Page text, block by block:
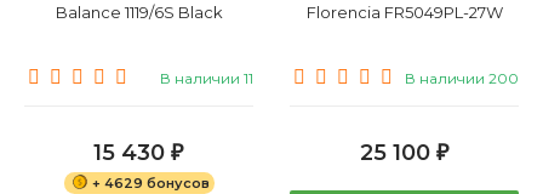
Balance 1119/6S Black
В наличии 11
15 430 ₽
+ 4629 бонусов
Florencia FR5049PL-27W
В наличии 200
25 100 ₽